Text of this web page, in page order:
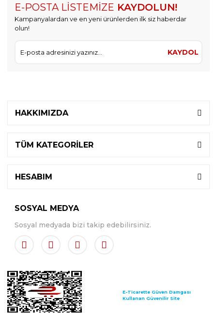
E-POSTA LİSTEMİZE KAYDOLUN!
Kampanyalardan ve en yeni ürünlerden ilk siz haberdar
olun!
KAYDOL
HAKKIMIZDA
TÜM KATEGORİLER
HESABIM
SOSYAL MEDYA
Sosyal medyada bizi takip edebilirsiniz.
E-Ticarette Güven Damgası
Kullanan Güvenilir Site